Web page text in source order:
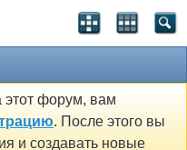
этот форум, вам
. После этого вы
и создавать новые